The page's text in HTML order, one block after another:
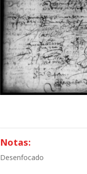
Notas:
Desenfocado